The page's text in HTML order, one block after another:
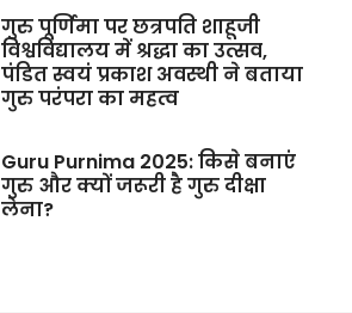
गुरु पूर्णिमा पर छत्रपति शाहूजी
विश्वविद्यालय में श्रद्धा का उत्सव,
पंडित स्वयं प्रकाश अवस्थी ने बताया
गुरु परंपरा का महत्व
Guru Purnima 2025: किसे बनाएं
गुरु और क्यों जरूरी है गुरु दीक्षा
लेना?